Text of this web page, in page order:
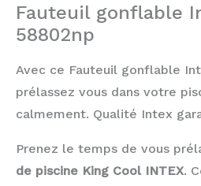
Fauteuil gonflable
58802np
Avec ce Fauteuil gonflable
prélassez vous dans votre
calmement. Qualité Intex
Prenez le temps de vous
de piscine King Cool INTEX.